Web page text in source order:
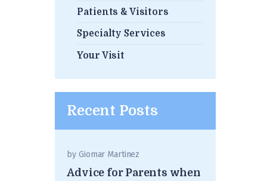
Patients & Visitors
Specialty Services
Your Visit
Recent Posts
byGiomar Martinez
Advice for Parents when